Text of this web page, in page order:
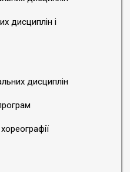
дисциплін і
дисциплін